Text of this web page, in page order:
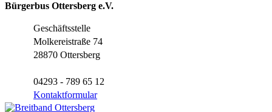
Bürgerbus Ottersberg e.V.
Geschäftsstelle
Molkereistraße 74
28870 Ottersberg
04293 - 789 65 12
Kontaktformular